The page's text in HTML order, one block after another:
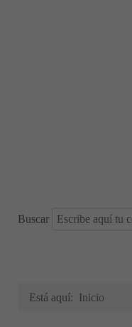
Buscar
Está aquí: Inicio